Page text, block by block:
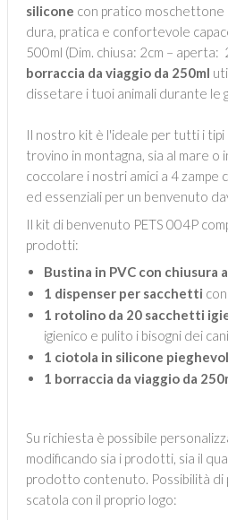
silicone con pratico
dura, pratica e confortevole
500ml (Dim. chiusa: 2cm –
borraccia da viaggio da 250ml
dissetare i tuoi animali durante le
Il nostro kit è l'ideale per tutti i
trovino in montagna, sia al mare o
coccolare i nostri amici a 4
ed essenziali per un benvenuto
Il kit di benvenuto PETS 004P
prodotti:
Bustina in PVC con chiusura
1 dispenser per sacchetti
1 rotolino da 20 sacchetti
igienico e pulito i bisogni dei cani
1 ciotola in silicone
1 borraccia da viaggio da
Su richiesta è possibile
modificando sia i prodotti, sia il
prodotto contenuto. Possibilità di
scatola con il proprio logo: